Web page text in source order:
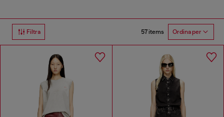
Filtra 57 items Ordina per